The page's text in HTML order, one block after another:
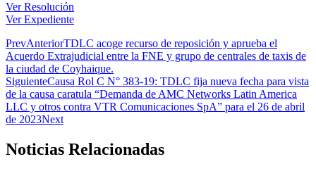
Ver Resolución
Ver Expediente
PrevAnteriorTDLC acoge recurso de reposición y aprueba el
Acuerdo Extrajudicial entre la FNE y grupo de centrales de taxis de
la ciudad de Coyhaique.
SiguienteCausa Rol C N° 383-19: TDLC fija nueva fecha para vista
de la causa caratula “Demanda de AMC Networks Latin America
LLC y otros contra VTR Comunicaciones SpA” para el 26 de abril
de 2023Next
Noticias Relacionadas